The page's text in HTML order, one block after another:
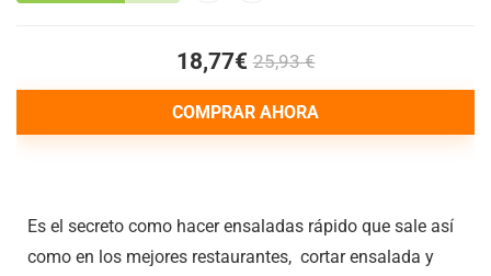
18,77€ 25,93 €
COMPRAR AHORA
Es el secreto como hacer ensaladas rápido que sale así
como en los mejores restaurantes, cortar ensalada y